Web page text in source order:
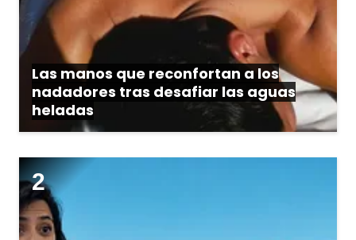
Las manos que reconfortan a los
nadadores tras desafiar las aguas
heladas